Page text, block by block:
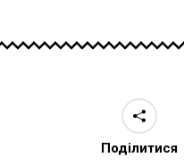
Поділитися